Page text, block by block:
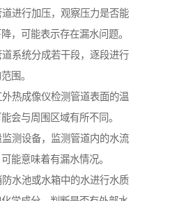
进行加压，观察压力是否能
，可能表示存在漏水问题。
系统分成若干段，逐段进行
围。
热成像仪检测管道表面的温
会与周围区域有所不同。
测设备，监测管道内的水流
能意味着有漏水情况。
水池或水箱中的水进行水质